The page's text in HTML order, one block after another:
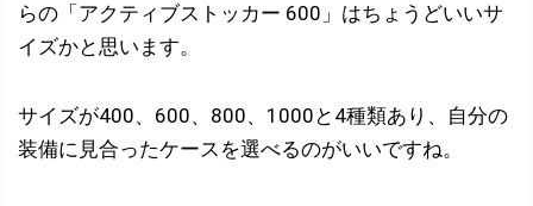
らの「アクティブストッカー 600」はちょうどいいサ
イズかと思います。
サイズが400、600、800、1000と4種類あり、自分の
装備に見合ったケースを選べるのがいいですね。